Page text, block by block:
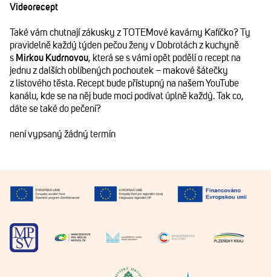
Videorecept
Také vám chutnají zákusky z TOTEMové kavárny Kafíčko? Ty
pravidelně každý týden pečou ženy v Dobrotách z kuchyně
s Mirkou Kudrnovou, která se s vámi opět podělí o recept na
jednu z dalších oblíbených pochoutek – makové šátečky
z listového těsta. Recept bude přístupný na našem YouTube
kanálu, kde se na něj bude moci podívat úplně každý. Tak co,
dáte se také do pečení?
není vypsaný žádný termín